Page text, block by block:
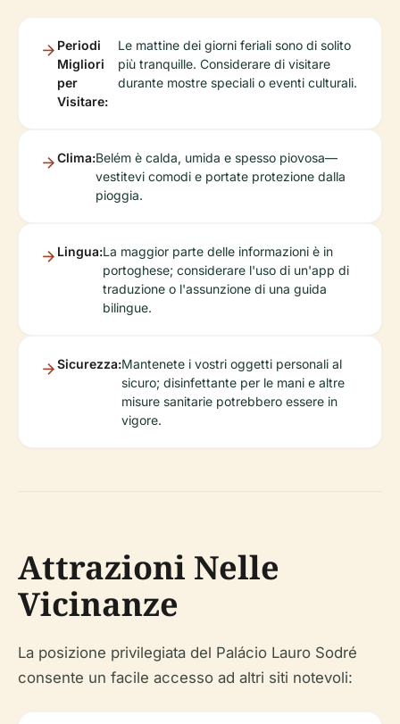
Periodi
Migliori
per
Visitare:
Le mattine dei giorni feriali sono di solito
più tranquille. Considerare di visitare
durante mostre speciali o eventi culturali.
Clima:Belém è calda, umida e spesso piovosa—
vestitevi comodi e portate protezione dalla
pioggia.
Lingua:La maggior parte delle informazioni è in
portoghese; considerare l'uso di un'app di
traduzione o l'assunzione di una guida
bilingue.
Sicurezza:Mantenete i vostri oggetti personali al
sicuro; disinfettante per le mani e altre
misure sanitarie potrebbero essere in
vigore.
Attrazioni Nelle
Vicinanze
La posizione privilegiata del Palácio Lauro Sodré
consente un facile accesso ad altri siti notevoli: